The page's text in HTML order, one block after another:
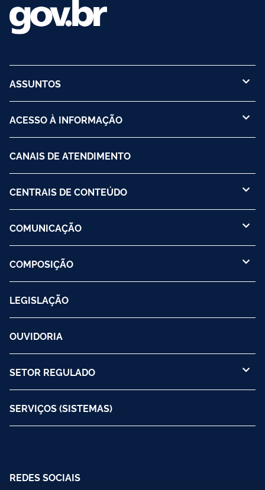
ASSUNTOS
ACESSO À INFORMAÇÃO
CANAIS DE ATENDIMENTO
CENTRAIS DE CONTEÚDO
COMUNICAÇÃO
COMPOSIÇÃO
LEGISLAÇÃO
OUVIDORIA
SETOR REGULADO
SERVIÇOS (SISTEMAS)
REDES SOCIAIS